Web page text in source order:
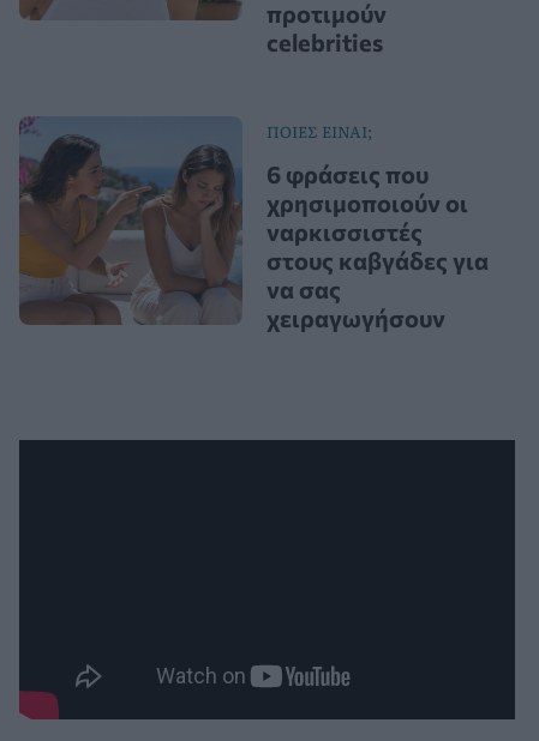
προτιμούν
celebrities
ΠΟΙΕΣ ΕΙΝΑΙ;
6 φράσεις που
χρησιμοποιούν οι
ναρκισσιστές
στους καβγάδες για
να σας
χειραγωγήσουν